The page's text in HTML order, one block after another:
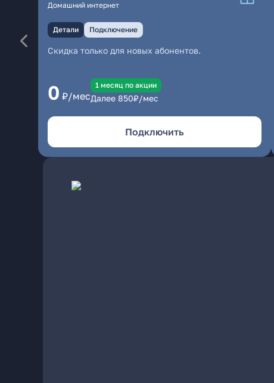
Домашний интернет
Детали Подключение
Скидка только для новых абонентов.
0 ₽/мес
1 месяц по акции
Далее 850₽/мес
Подключить